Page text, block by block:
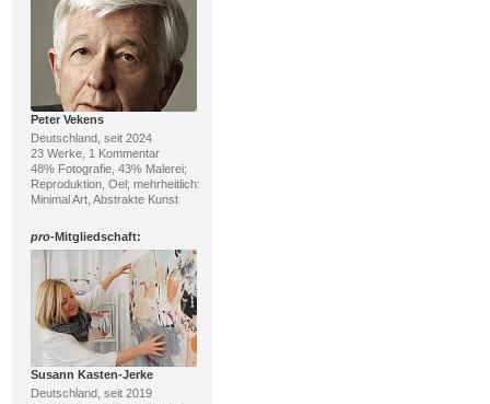
Peter Vekens
Deutschland, seit 2024
23 Werke, 1 Kommentar
48% Fotografie, 43% Malerei;
Reproduktion, Oel; mehrheitlich:
Minimal Art, Abstrakte Kunst
pro-Mitgliedschaft:
Susann Kasten-Jerke
Deutschland, seit 2019